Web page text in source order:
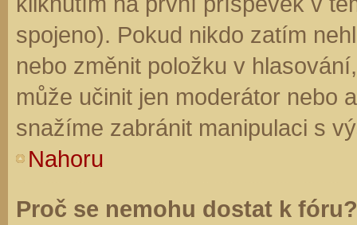
spojeno). Pokud nikdo zatím
nebo změnit položku v
může učinit jen moderátor nebo
snažíme zabránit manipulaci s
Nahoru
Proč se nemohu dostat k fóru?